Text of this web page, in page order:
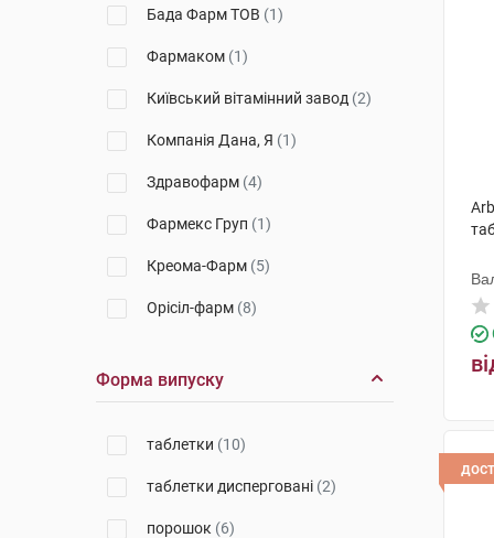
Бада Фарм ТОВ (1)
Фармаком (1)
Київський вітамінний завод (2)
Компанія Дана, Я (1)
Здравофарм (4)
Фармекс Груп (1)
Креома-Фарм (5)
Орісіл-фарм (8)
Дельта Медікел Промоушнз
Форма випуску
таблетки (10)
таблетки дисперговані (2)
порошок (6)